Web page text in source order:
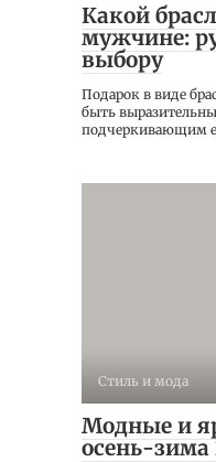
Какой
мужчине:
выбору
Подарок в виде
быть
подчеркивающим
Стиль и мода
Модные и
осень-зима